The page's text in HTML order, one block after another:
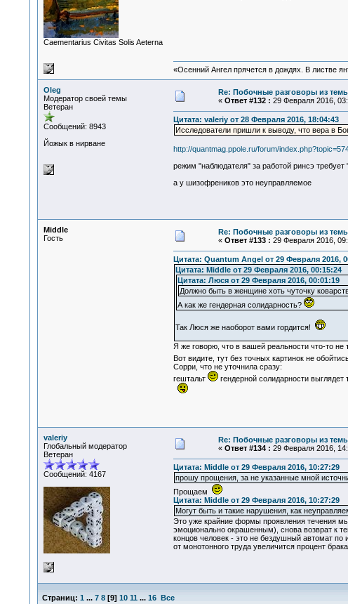
Сaementarius Civitas Solis Aeterna
«Осенний Ангел прячется в дождях. В листве
Oleg
Модератор своей темы
Ветеран
Сообщений: 8943
Йожык в нирване
Re: Побочные разговоры из
« Ответ #132 : 29 Февраля 2016,
Цитата: valeriy от 28 Февраля 2016, 18:04:43
Исследователи пришли к выводу, что вера в
http://quantmag.ppole.ru/forum/
режим "наблюдателя" за работой ринсэ требует
а у шизофреников это неуправляемое
Middle
Гость
Re: Побочные разговоры из
« Ответ #133 : 29 Февраля 2016,
Цитата: Quantum Angel от 29 Февраля 2016,
Цитата: Middle от 29 Февраля 2016, 00:15:24
Цитата: Люся от 29 Февраля 2016, 00:01:19
Должно быть в женщине хоть чуточку
А как же гендерная солидарность?
Так Люся же наоборот вами гордится!
Я же говорю, что в вашей реальности что-то не
Вот видите, тут без точных картинок не
Сорри, что не уточнила сразу:
гештальт
гендерной солидарности выглядет
valeriy
Глобальный модератор
Ветеран
Сообщений: 4167
Re: Побочные разговоры из
« Ответ #134 : 29 Февраля 2016,
Цитата: Middle от 29 Февраля 2016, 10:27:29
прошу прощения, за не указанные мной
Прощаем
Цитата: Middle от 29 Февраля 2016, 10:27:29
Могут быть и такие нарушения, как
Это уже крайние формы проявления течения
эмоционально окрашенным), снова возврат к
концов человек - это не бездушный автомат по
от монотонного труда увеличится процент
Страниц: 1 ... 7 8[9] 10 11 ... 16 Все